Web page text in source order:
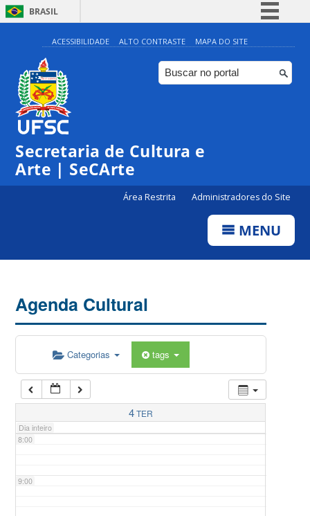
BRASIL
Simplifique!
Comunica BR
Participe
ACESSIBILIDADE ALTO CONTRASTE MAPA DO SITE
Secretaria de Cultura e
Arte | SeCArte
Área Restrita Administradores do Site
MENU
Agenda Cultural
Categorias tags
4TER
Dia inteiro
0:00
1:00
5:00
7:00
8:00
9:00